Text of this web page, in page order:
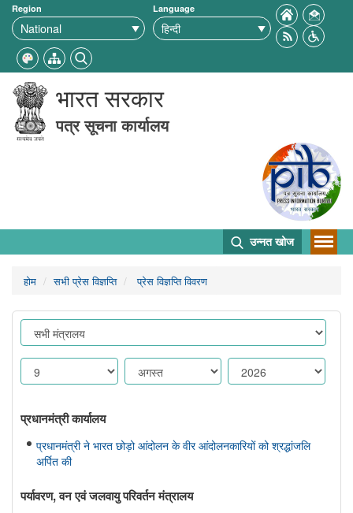
Region Language
भारत सरकार
पत्र सूचना कार्यालय
उन्नत खोज
होम सभी प्रेस विज्ञप्ति प्रेस विज्ञप्ति विवरण
प्रधानमंत्री कार्यालय
प्रधानमंत्री ने भारत छोड़ो आंदोलन के वीर आंदोलनकारियों को श्रद्धांजलि
अर्पित की
पर्यावरण, वन एवं जलवायु परिवर्तन मंत्रालय